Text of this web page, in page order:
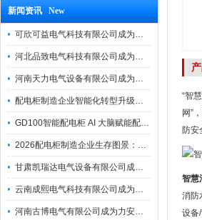
新闻资讯 New
可欣可益电气科技有限公司成为力安电易云战略合作伙伴，共创智能配电新未来
河北品致电气科技有限公司成为力安电易云战略合作伙伴，共创智能配电新未来
河南天力电气设备有限公司成为力安电易云战略合作伙伴，共创智能配电新未来
配电柜制造企业智能化转型升级研讨会在力安成功举办
GD100智能配电柜 AI 大脑赋能配电柜制造企业高压一键顺控！
2026配电柜制造企业生存图景：市场、政策与智能化转型路径
甘肃凯瑞达电气设备有限公司成为电易云战略合作伙伴，共创智能配电新未来
云南成熙电气科技有限公司成为力安电易云战略合作伙伴，共创智能配电新未来
河南古博电气有限公司成为力安电易云战略合作伙伴，共创智能配电新未来！
“智
网”
防安
智慧
消防
设备